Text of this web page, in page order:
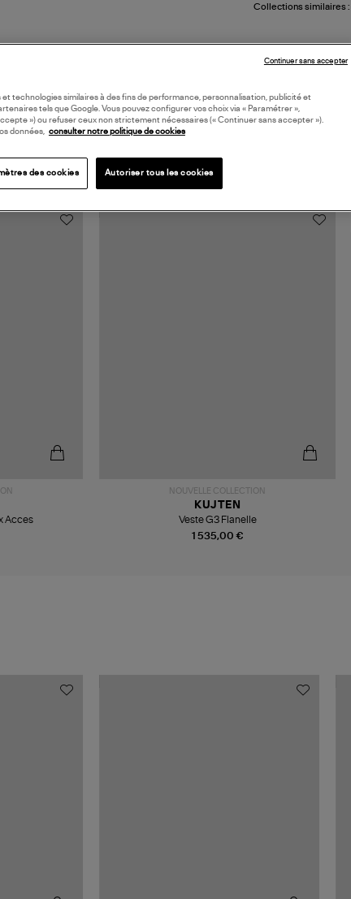
Collections similaires :
Acces
NOUVELLE COLLECTION
1 535,00 €
KUJTEN
Veste G3 Flanelle
technologies similaires à des fins de performance, personnalisation, publicité et
tels que Google. Vous pouvez configurer vos choix via « Paramétrer »,
») ou refuser ceux non strictement nécessaires (« Continuer sans accepter »).
données,
consulter notre politique de cookies
des cookies Autoriser tous les cookies
Continuer sans accepter